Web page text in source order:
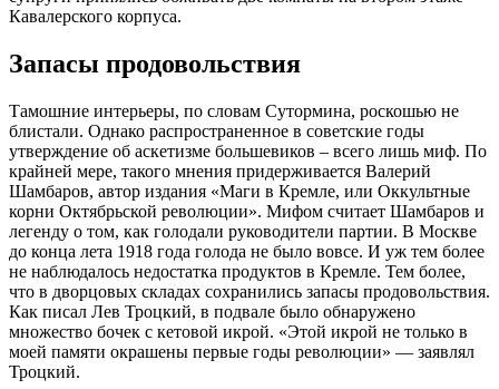
Кавалерского корпуса.
Запасы продовольствия
Тамошние интерьеры, по словам Сутормина, роскошью не
блистали. Однако распространенное в советские годы
утверждение об аскетизме большевиков – всего лишь миф. По
крайней мере, такого мнения придерживается Валерий
Шамбаров, автор издания «Маги в Кремле, или Оккультные
корни Октябрьской революции». Мифом считает Шамбаров и
легенду о том, как голодали руководители партии. В Москве
до конца лета 1918 года голода не было вовсе. И уж тем более
не наблюдалось недостатка продуктов в Кремле. Тем более,
что в дворцовых складах сохранились запасы продовольствия.
Как писал Лев Троцкий, в подвале было обнаружено
множество бочек с кетовой икрой. «Этой икрой не только в
моей памяти окрашены первые годы революции» — заявлял
Троцкий.